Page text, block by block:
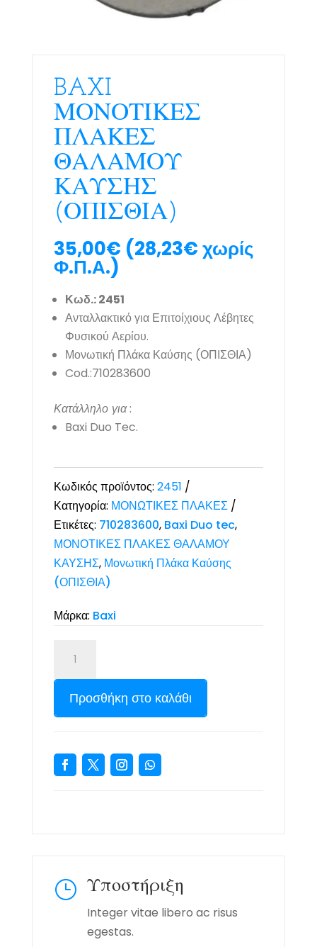
BAXI
ΜΟΝΟΤΙΚΕΣ
ΠΛΑΚΕΣ
ΘΑΛΑΜΟΥ
ΚΑΥΣΗΣ
(ΟΠΙΣΘΙΑ)
35,00€ (28,23€χωρίς
Φ.Π.Α.)
Κωδ.: 2451
Ανταλλακτικό για Επιτοίχιους Λέβητες
Φυσικού Αερίου.
Μονωτική Πλάκα Καύσης (ΟΠΙΣΘΙΑ)
Cod.:710283600
Κατάλληλο για:
Baxi Duo Tec.
Προσθήκη στο καλάθι
Κωδικός προϊόντος: 2451
Κατηγορία: ΜΟΝΩΤΙΚΕΣ ΠΛΑΚΕΣ
Ετικέτες: 710283600, Baxi Duo tec,
ΜΟΝΟΤΙΚΕΣ ΠΛΑΚΕΣ ΘΑΛΑΜΟΥ
ΚΑΥΣΗΣ, Μονωτική Πλάκα Καύσης
(ΟΠΙΣΘΙΑ)
Μάρκα: Baxi
} Υποστήριξη
Integer vitae libero ac risus
egestas.